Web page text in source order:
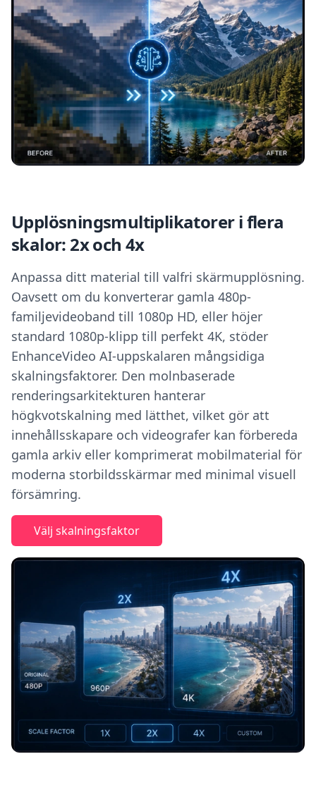
Upplösningsmultiplikatorer i flera
skalor: 2x och 4x
Anpassa ditt material till valfri skärmupplösning.
Oavsett om du konverterar gamla 480p-
familjevideoband till 1080p HD, eller höjer
standard 1080p-klipp till perfekt 4K, stöder
EnhanceVideo AI-uppskalaren mångsidiga
skalningsfaktorer. Den molnbaserade
renderingsarkitekturen hanterar
högkvotskalning med lätthet, vilket gör att
innehållsskapare och videografer kan förbereda
gamla arkiv eller komprimerat mobilmaterial för
moderna storbildsskärmar med minimal visuell
försämring.
Välj skalningsfaktor